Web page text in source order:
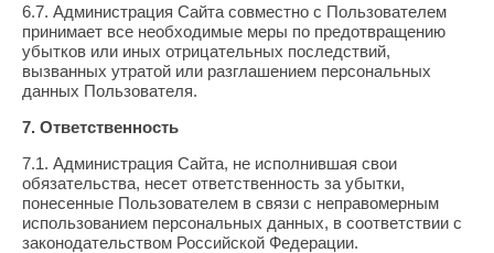
6.7. Администрация Сайта совместно с Пользователем
принимает все необходимые меры по предотвращению
убытков или иных отрицательных последствий,
вызванных утратой или разглашением персональных
данных Пользователя.
7. Ответственность
7.1. Администрация Сайта, не исполнившая свои
обязательства, несет ответственность за убытки,
понесенные Пользователем в связи с неправомерным
использованием персональных данных, в соответствии с
законодательством Российской Федерации.